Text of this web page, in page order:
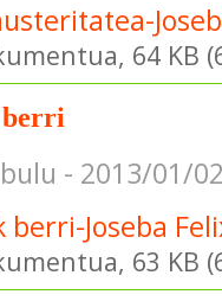
64 KB
- 2013/01/
berri-Joseba
63 KB